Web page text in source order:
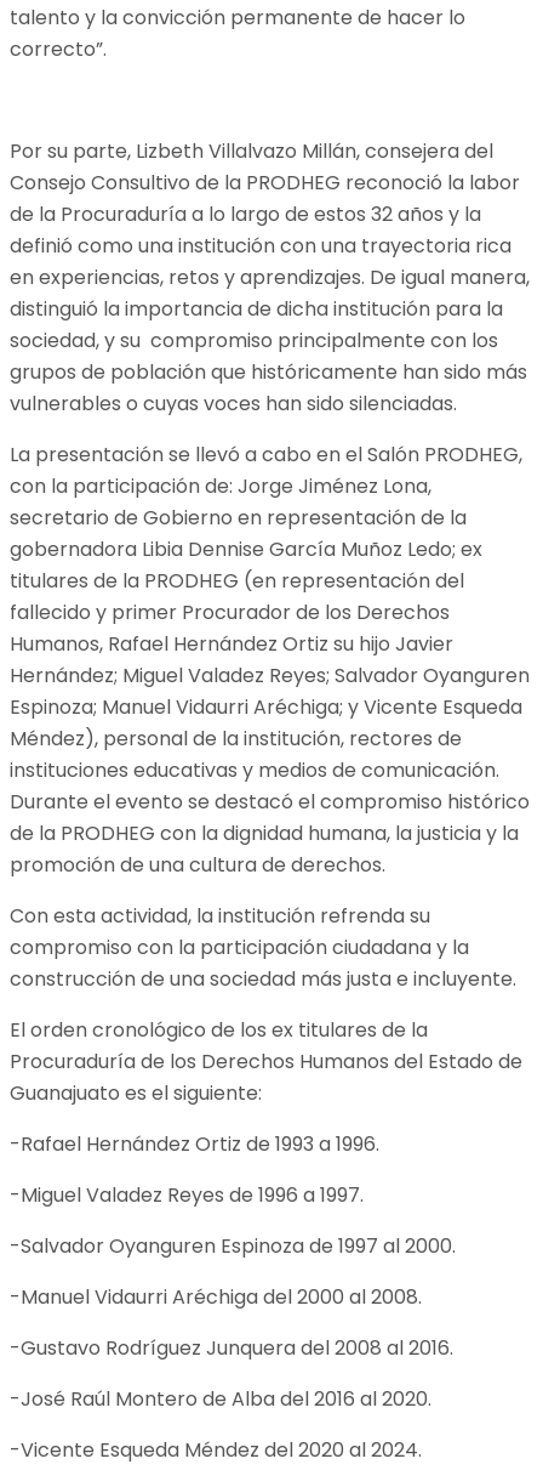
talento y la convicción permanente de hacer lo
correcto”.
Por su parte, Lizbeth Villalvazo Millán, consejera del
Consejo Consultivo de la PRODHEG reconoció la labor
de la Procuraduría a lo largo de estos 32 años y la
definió como una institución con una trayectoria rica
en experiencias, retos y aprendizajes. De igual manera,
distinguió la importancia de dicha institución para la
sociedad, y su compromiso principalmente con los
grupos de población que históricamente han sido más
vulnerables o cuyas voces han sido silenciadas.
La presentación se llevó a cabo en el Salón PRODHEG,
con la participación de: Jorge Jiménez Lona,
secretario de Gobierno en representación de la
gobernadora Libia Dennise García Muñoz Ledo; ex
titulares de la PRODHEG (en representación del
fallecido y primer Procurador de los Derechos
Humanos, Rafael Hernández Ortiz su hijo Javier
Hernández; Miguel Valadez Reyes; Salvador Oyanguren
Espinoza; Manuel Vidaurri Aréchiga; y Vicente Esqueda
Méndez), personal de la institución, rectores de
instituciones educativas y medios de comunicación.
Durante el evento se destacó el compromiso histórico
de la PRODHEG con la dignidad humana, la justicia y la
promoción de una cultura de derechos.
Con esta actividad, la institución refrenda su
compromiso con la participación ciudadana y la
construcción de una sociedad más justa e incluyente.
El orden cronológico de los ex titulares de la
Procuraduría de los Derechos Humanos del Estado de
Guanajuato es el siguiente:
-Rafael Hernández Ortiz de 1993 a 1996.
-Miguel Valadez Reyes de 1996 a 1997.
-Salvador Oyanguren Espinoza de 1997 al 2000.
-Manuel Vidaurri Aréchiga del 2000 al 2008.
-Gustavo Rodríguez Junquera del 2008 al 2016.
-José Raúl Montero de Alba del 2016 al 2020.
-Vicente Esqueda Méndez del 2020 al 2024.